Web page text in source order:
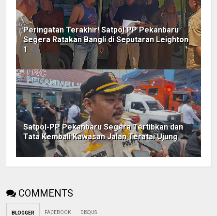
Peringatan Terakhir! Satpol PP Pekanbaru
Segera Ratakan Bangli di Seputaran Leighton
1
Satpol-PP Pekanbaru Segera Tertibkan dan
Tata Kembali Kawasan Jalan Teratai Ujung
COMMENTS
BLOGGER FACEBOOK DISQUS